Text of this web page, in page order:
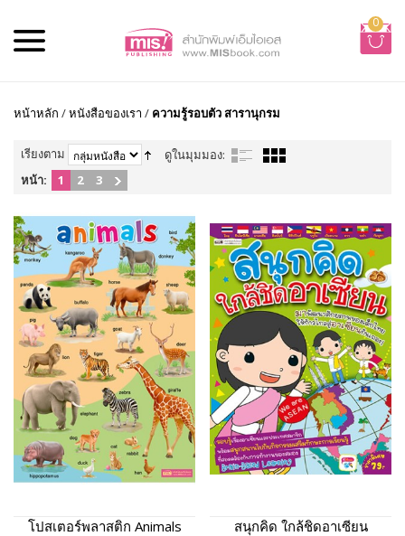
0
หน้าหลัก /หนังสือของเรา / ความรู้รอบตัว สารานุกรม
เรียงตาม
ดูในมุมมอง:
หน้า:
1 2 3
โปสเตอร์พลาสติก Animals
สนุกคิด ใกล้ชิดอาเซียน